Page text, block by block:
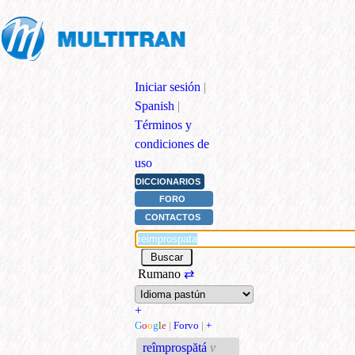
Iniciar sesión |
Spanish |
Términos y
condiciones de
uso
DICCIONARIOS
FORO
CONTACTOS
Rumano ⇄
+
Google | Forvo | +
reîmprospătá v